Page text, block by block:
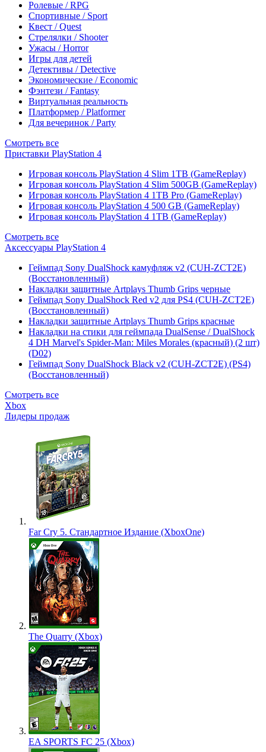
Ролевые / RPG
Спортивные / Sport
Квест / Quest
Стрелялки / Shooter
Ужасы / Horror
Игры для детей
Детективы / Detective
Экономические / Economic
Фэнтези / Fantasy
Виртуальная реальность
Платформер / Platformer
Для вечеринок / Party
Смотреть все
Приставки PlayStation 4
Игровая консоль PlayStation 4 Slim 1TB (GameReplay)
Игровая консоль PlayStation 4 Slim 500GB (GameReplay)
Игровая консоль PlayStation 4 1TB Pro (GameReplay)
Игровая консоль PlayStation 4 500 GB (GameReplay)
Игровая консоль PlayStation 4 1TB (GameReplay)
Смотреть все
Аксессуары PlayStation 4
Геймпад Sony DualShock камуфляж v2 (CUH-ZCT2E)
(Восстановленный)
Накладки защитные Artplays Thumb Grips черные
Геймпад Sony DualShock Red v2 для PS4 (CUH-ZCT2E)
(Восстановленный)
Накладки защитные Artplays Thumb Grips красные
Накладки на стики для геймпада DualSense / DualShock
4 DH Marvel's Spider-Man: Miles Morales (красный) (2 шт)
(D02)
Геймпад Sony DualShock Black v2 (CUH-ZCT2E) (PS4)
(Восстановленный)
Смотреть все
Xbox
Лидеры продаж
Far Cry 5. Стандартное Издание (XboxOne)
The Quarry (Xbox)
EA SPORTS FC 25 (Xbox)